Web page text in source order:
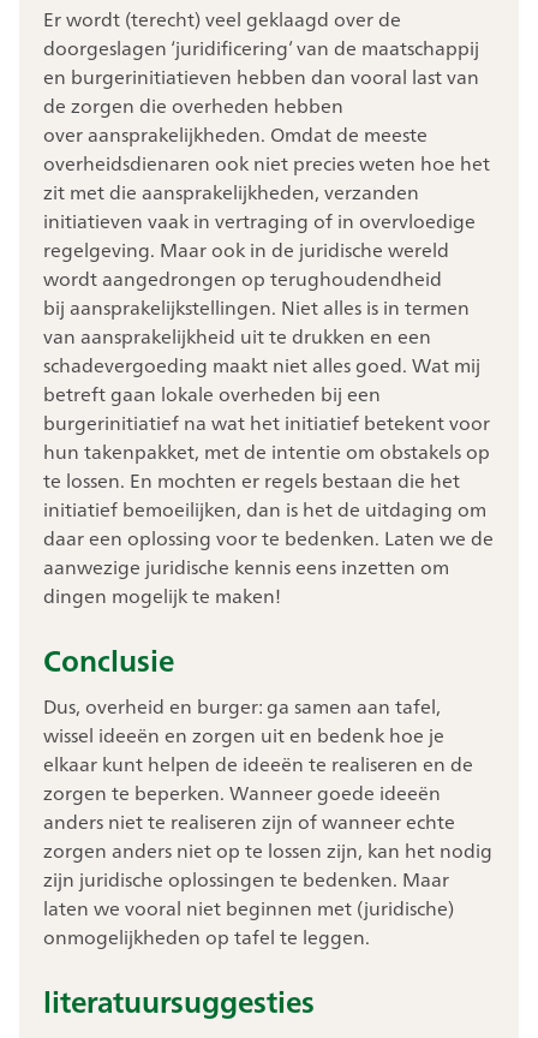
Er wordt (terecht) veel geklaagd over de
doorgeslagen ‘juridificering’ van de maatschappij
en burgerinitiatieven hebben dan vooral last van
de zorgen die overheden hebben
over aansprakelijkheden. Omdat de meeste
overheidsdienaren ook niet precies weten hoe het
zit met die aansprakelijkheden, verzanden
initiatieven vaak in vertraging of in overvloedige
regelgeving. Maar ook in de juridische wereld
wordt aangedrongen op terughoudendheid
bij aansprakelijkstellingen. Niet alles is in termen
van aansprakelijkheid uit te drukken en een
schadevergoeding maakt niet alles goed. Wat mij
betreft gaan lokale overheden bij een
burgerinitiatief na wat het initiatief betekent voor
hun takenpakket, met de intentie om obstakels op
te lossen. En mochten er regels bestaan die het
initiatief bemoeilijken, dan is het de uitdaging om
daar een oplossing voor te bedenken. Laten we de
aanwezige juridische kennis eens inzetten om
dingen mogelijk te maken!
Conclusie
Dus, overheid en burger: ga samen aan tafel,
wissel ideeën en zorgen uit en bedenk hoe je
elkaar kunt helpen de ideeën te realiseren en de
zorgen te beperken. Wanneer goede ideeën
anders niet te realiseren zijn of wanneer echte
zorgen anders niet op te lossen zijn, kan het nodig
zijn juridische oplossingen te bedenken. Maar
laten we vooral niet beginnen met (juridische)
onmogelijkheden op tafel te leggen.
literatuursuggesties